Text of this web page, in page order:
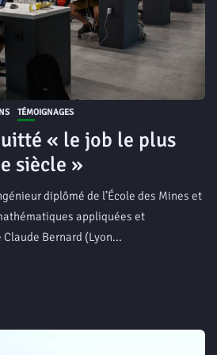
TÉMOIGNAGES
« le job le plus
siècle »
diplômé de l’École des Mines et
appliquées et
Bernard (Lyon...